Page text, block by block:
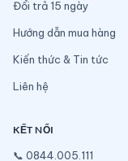
Đổi trả 15 ngày
Hướng dẫn mua hàng
Kiến thức & Tin tức
Liên hệ
KẾT NỐI
📞 0844.005.111